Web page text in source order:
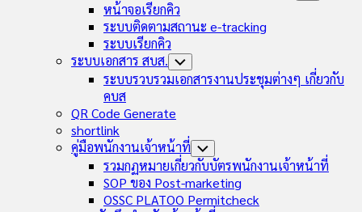
หน้าจอเรียกคิว
ระบบติดตามสถานะ e-tracking
ระบบเรียกคิว
ระบบเอกสาร สบส. Toggle
Child
Menu
ระบบรวบรวมเอกสารงานประชุมต่างๆ เกี่ยวกับ
คบส
QR Code Generate
shortlink
คู่มือพนักงานเจ้าหน้าที่ Toggle
Child
Menu
รวมกฏหมายเกี่ยวกับบัตรพนักงานเจ้าหน้าที่
SOP ของ Post-marketing
OSSC PLATOO Permitcheck